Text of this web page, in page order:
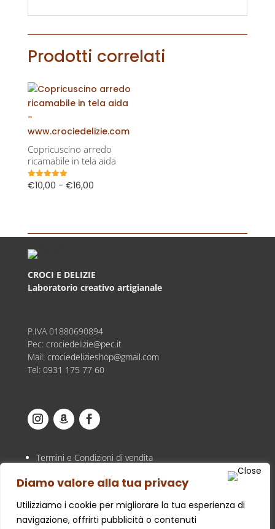
Diamo valore alla tua privacy
Utilizziamo i cookie per migliorare la tua esperienza di
navigazione, offrirti pubblicità o contenuti
Prodotti correlati
Copricuscino arredo
ricamabile in tela aida
Valutato
€10,00 - €16,00Fascia
€16,00
CROCI E DELIZIE
Laboratorio creativo artigianale
P.IVA01880690894
Pec: crociedelizie@pec.it
Mail: crociedelizieshop@gmail.com
Tel: 0931 175 77 60
Termini e Condizioni di vendita
Cookie Policy